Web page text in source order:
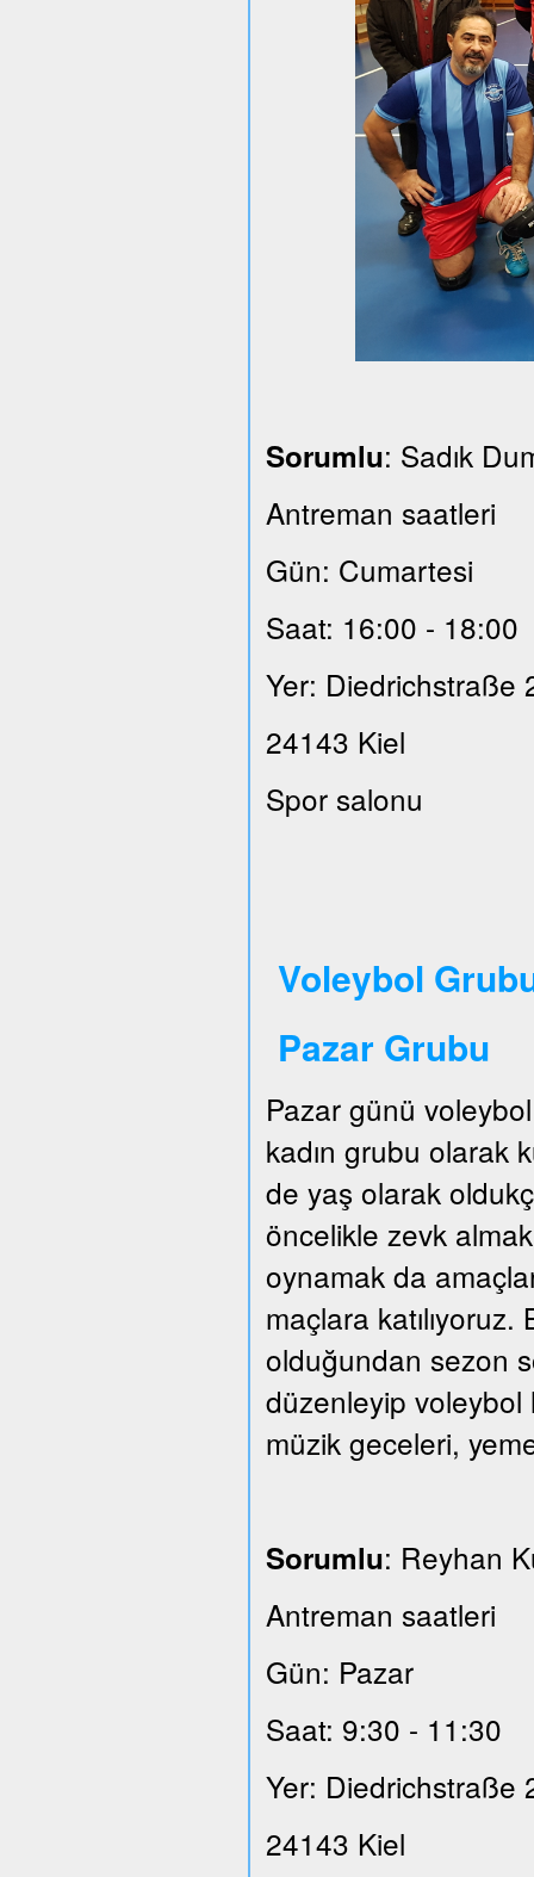
Sorumlu: Sadık
Antreman saatleri
Gün: Cumartesi
Saat: 16:00 - 18:00
Yer: Diedrichstraße
24143 Kiel
Spor salonu
Voleybol
Pazar Grubu
Pazar günü
kadın grubu olarak
de yaş olarak
öncelikle zevk
oynamak da
maçlara
olduğundan sezon
düzenleyip
müzik geceleri,
Sorumlu: Reyhan
Antreman saatleri
Gün: Pazar
Saat: 9:30 - 11:30
Yer: Diedrichstraße
24143 Kiel